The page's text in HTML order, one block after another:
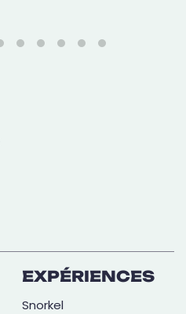
EXPÉRIENCES
Snorkel